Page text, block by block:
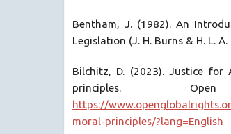
Bentham, J. (1982). An
Legislation (J. H. Burns & H. L.
Bilchitz, D. (2023). Justice
principles.
https://
moral-principles/?lang=English